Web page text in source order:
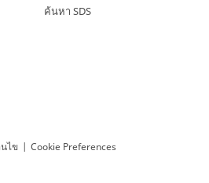
ค้นหา SDS
ไข | Cookie Preferences